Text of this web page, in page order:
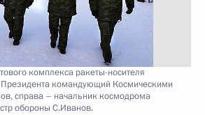
комплекса ракеты-носителя
командующий Космическими
справа – начальник космодрома
обороны С.Иванов.